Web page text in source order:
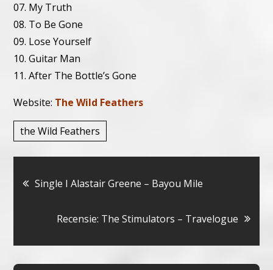
07. My Truth
08. To Be Gone
09. Lose Yourself
10. Guitar Man
11. After The Bottle’s Gone
Website: The Wild Feathers
the Wild Feathers
Bericht
navigatie
Single I Alastair Greene – Bayou Mile
Recensie: The Stimulators – Travelogue